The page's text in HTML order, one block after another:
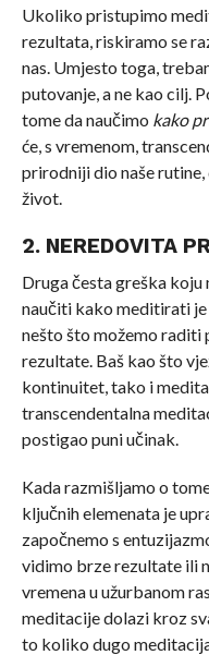
Ukoliko pristupimo
rezultata, riskiramo se
nas. Umjesto toga,
putovanje, a ne kao cilj.
tome da naučimo kako
će, s vremenom,
prirodniji dio naše
život.
2. NEREDOVITA
Druga česta greška koju
naučiti kako meditirati
nešto što možemo raditi
rezultate. Baš kao što
kontinuitet, tako i
transcendentalna
postigao puni učinak.
Kada razmišljamo o
ključnih elemenata je
započnemo s
vidimo brze rezultate ili
vremena u užurbanom
meditacije dolazi kroz
to koliko dugo